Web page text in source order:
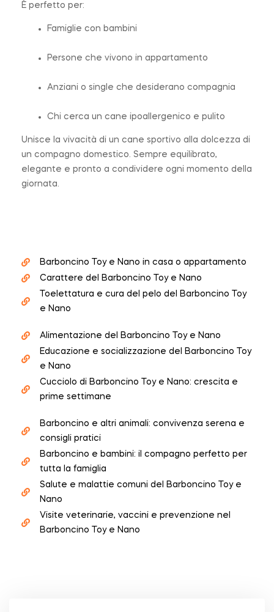
È perfetto per:
Famiglie con bambini
Persone che vivono in appartamento
Anziani o single che desiderano compagnia
Chi cerca un cane ipoallergenico e pulito
Unisce la vivacità di un cane sportivo alla dolcezza di
un compagno domestico. Sempre equilibrato,
elegante e pronto a condividere ogni momento della
giornata.
Barboncino Toy e Nano in casa o appartamento
Carattere del Barboncino Toy e Nano
Toelettatura e cura del pelo del Barboncino Toy
e Nano
Alimentazione del Barboncino Toy e Nano
Educazione e socializzazione del Barboncino Toy
e Nano
Cucciolo di Barboncino Toy e Nano: crescita e
prime settimane
Barboncino e altri animali: convivenza serena e
consigli pratici
Barboncino e bambini: il compagno perfetto per
tutta la famiglia
Salute e malattie comuni del Barboncino Toy e
Nano
Visite veterinarie, vaccini e prevenzione nel
Barboncino Toy e Nano